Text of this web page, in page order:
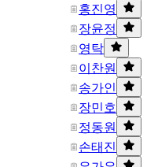
홍진영
장윤정
영탁
이찬원
송가인
장민호
정동원
손태진